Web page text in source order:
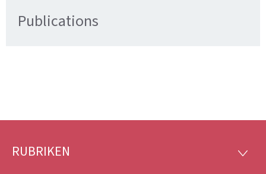
Publications
Footer
RUBRIKEN